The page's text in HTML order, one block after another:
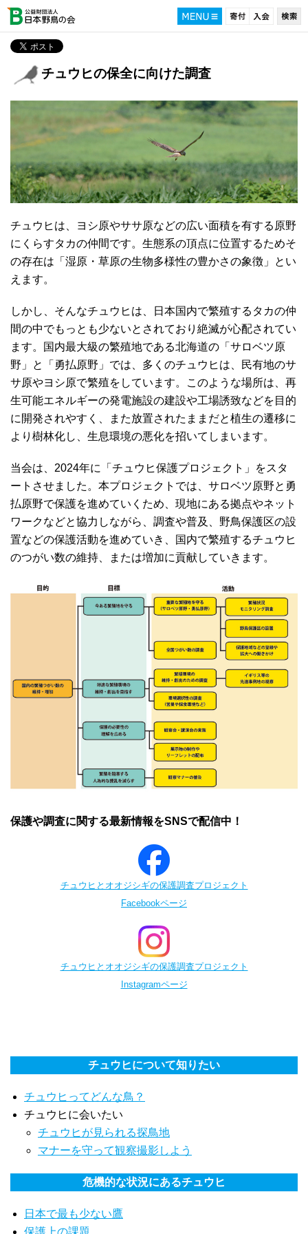
チュウヒの保全に向けた調査
チュウヒは、ヨシ原やササ原などの広い面積を有する原野
にくらすタカの仲間です。生態系の頂点に位置するためそ
の存在は「湿原・草原の生物多様性の豊かさの象徴」とい
えます。
しかし、そんなチュウヒは、日本国内で繁殖するタカの仲
間の中でもっとも少ないとされており絶滅が心配されてい
ます。国内最大級の繁殖地である北海道の「サロベツ原
野」と「勇払原野」では、多くのチュウヒは、民有地のサ
サ原やヨシ原で繁殖をしています。このような場所は、再
生可能エネルギーの発電施設の建設や工場誘致などを目的
に開発されやすく、また放置されたままだと植生の遷移に
より樹林化し、生息環境の悪化を招いてしまいます。
当会は、2024年に「チュウヒ保護プロジェクト」をスタ
ートさせました。本プロジェクトでは、サロベツ原野と勇
払原野で保護を進めていくため、現地にある拠点やネット
ワークなどと協力しながら、調査や普及、野鳥保護区の設
置などの保護活動を進めていき、国内で繁殖するチュウヒ
のつがい数の維持、または増加に貢献していきます。
保護や調査に関する最新情報をSNSで配信中！
チュウヒとオオジシギの保護調査プロジェクト
Facebookページ
チュウヒとオオジシギの保護調査プロジェクト
Instagramページ
チュウヒについて知りたい
チュウヒってどんな鳥？
チュウヒに会いたい
チュウヒが見られる探鳥地
マナーを守って観察撮影しよう
危機的な状況にあるチュウヒ
日本で最も少ない鷹
保護上の課題